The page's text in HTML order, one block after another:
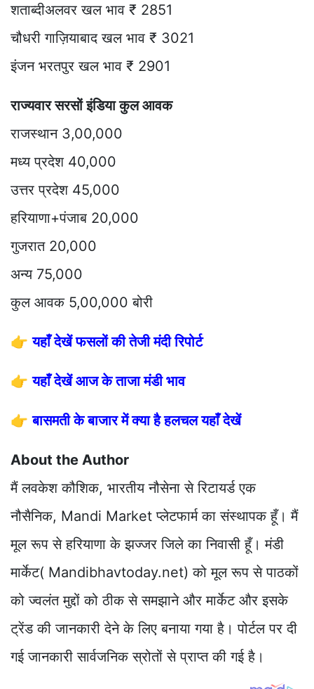
शताब्दीअलवर खल भाव ₹ 2851
चौधरी गाज़ियाबाद खल भाव ₹ 3021
इंजन भरतपुर खल भाव ₹ 2901
राज्यवार सरसों इंडिया कुल आवक
राजस्थान 3,00,000
मध्य प्रदेश 40,000
उत्तर प्रदेश 45,000
हरियाणा+पंजाब 20,000
गुजरात 20,000
अन्य 75,000
कुल आवक 5,00,000 बोरी
👉यहाँ देखें फसलों की तेजी मंदी रिपोर्ट
👉यहाँ देखें आज के ताजा मंडी भाव
👉बासमती के बाजार में क्या है हलचल यहाँ देखें
About the Author
मैं लवकेश कौशिक, भारतीय नौसेना से रिटायर्ड एक
नौसैनिक, Mandi Market प्लेटफार्म का संस्थापक हूँ। मैं
मूल रूप से हरियाणा के झज्जर जिले का निवासी हूँ। मंडी
मार्केट( Mandibhavtoday.net) को मूल रूप से पाठकों
को ज्वलंत मुद्दों को ठीक से समझाने और मार्केट और इसके
ट्रेंड की जानकारी देने के लिए बनाया गया है। पोर्टल पर दी
गई जानकारी सार्वजनिक स्रोतों से प्राप्त की गई है।